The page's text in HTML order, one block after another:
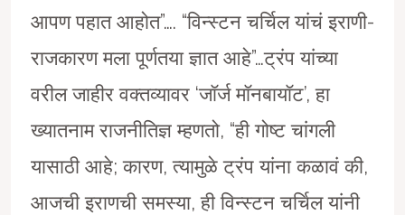
आपण पहात आहोत”…. “विन्स्टन चर्चिल यांचं इराणी-
राजकारण मला पूर्णतया ज्ञात आहे”…ट्रंप यांच्या
वरील जाहीर वक्तव्यावर ‘जाॅर्ज माॅनबायाॅट’, हा
ख्यातनाम राजनीतिज्ञ म्हणतो, “ही गोष्ट चांगली
यासाठी आहे; कारण, त्यामुळे ट्रंप यांना कळावं की,
आजची इराणची समस्या, ही विन्स्टन चर्चिल यांनी